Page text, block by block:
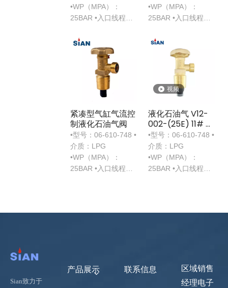
•WP（MPA）：
25BAR •入口线程：
•WP（MPA）：
25BAR •入口线程：
紧凑型气缸气流控
制液化石油气阀
•型号：06-610-748 •
介质：LPG
•WP（MPA）：
25BAR •入口线程：
视频
液化石油气 V12-
002-(25E) 11# 阀
门带人体工学手轮
•型号：06-610-748 •
介质：LPG
•WP（MPA）：
25BAR •入口线程：
Sian致力于
产品展示 联系信息
区域销售
经理电子